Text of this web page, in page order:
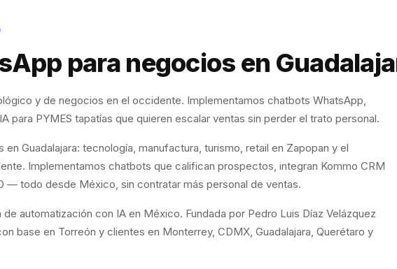
para negocios en
y de negocios en el occidente. Implementamos chatbots WhatsApp,
para PYMES tapatías que quieren escalar ventas sin perder el trato personal.
Guadalajara: tecnología, manufactura, turismo, retail en Zapopan y el
Implementamos chatbots que califican prospectos, integran Kommo CRM
— todo desde México, sin contratar más personal de ventas.
automatización con IA en México. Fundada por Pedro Luis Díaz Velázquez
base en Torreón y clientes en Monterrey, CDMX, Guadalajara, Querétaro y